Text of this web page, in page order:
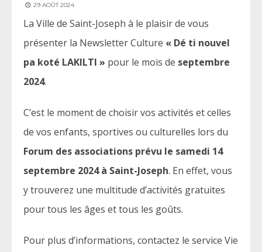
29 AOÛT 2024
La Ville de Saint-Joseph à le plaisir de vous
présenter la Newsletter Culture « Dé ti nouvel
pa koté LAKILTI » pour le mois de septembre
2024.
C’est le moment de choisir vos activités et celles
de vos enfants, sportives ou culturelles lors du
Forum des associations prévu le samedi 14
septembre 2024 à Saint-Joseph. En effet, vous
y trouverez une multitude d’activités gratuites
pour tous les âges et tous les goûts.
Pour plus d’informations, contactez le service Vie